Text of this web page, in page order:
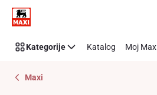
Preskoči link
Kategorije Katalog Moj
Maxi